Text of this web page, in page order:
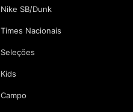
Nike SB/Dunk
Times Nacionais
Seleções
Kids
Campo